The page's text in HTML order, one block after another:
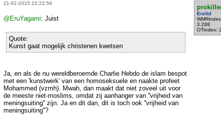
21-02-2015 22:22:50
Erelid
3.288
OTindex:
@EruYagami: Juist
Quote:
Kunst gaat mogelijk christenen kwetsen
Ja, en als de nu wereldberoemde Charlie Hebdo de islam bespot
met een 'kunstwerk' van een homoseksuele en naakte profeet
Mohammed (vzmh). Mwah, dan maakt dat niet zoveel uit voor
de meeste niet-moslims, omdat zij aanhanger van ''vrijheid van
meningsuiting'' zijn. Ja en dit dan, dit is toch ook ''vrijheid van
meningsuiting''?